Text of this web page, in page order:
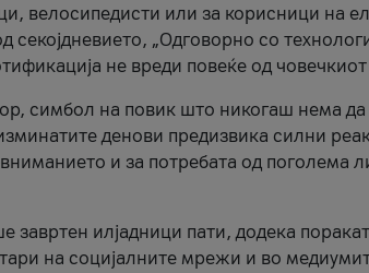
велосипедисти или за корисници на
„Одговорно со
не вреди повеќе од
симбол на повик што никогаш нема да
денови предизвика силни
и за потребата од поголема
илјадници пати, додека
на социјалните мрежи и во